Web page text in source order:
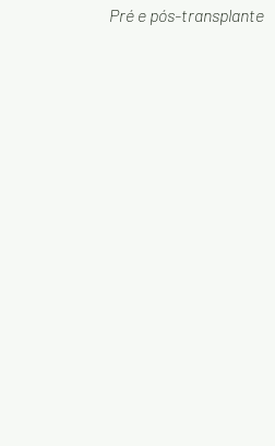
Pré e pós-transplante